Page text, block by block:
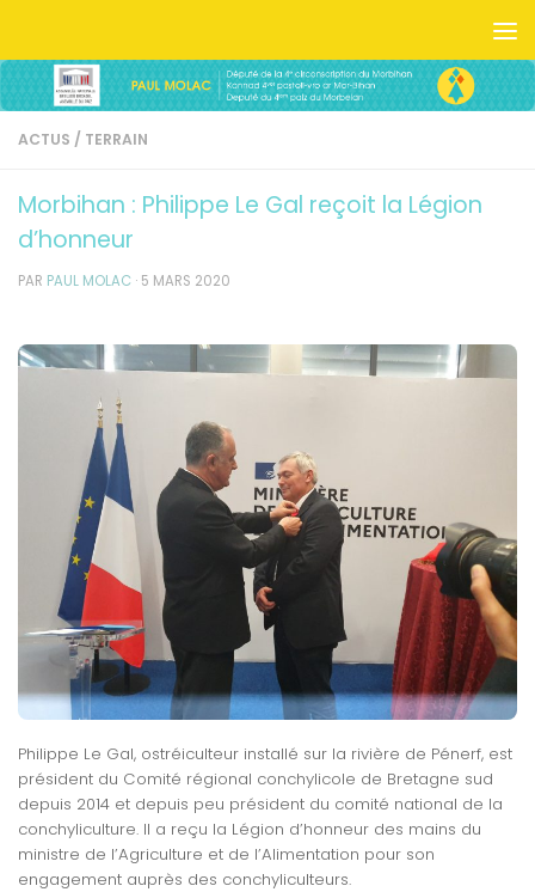
ACTUS / TERRAIN
Morbihan : Philippe Le Gal reçoit la Légion
d’honneur
PAR PAUL MOLAC · 5 MARS 2020
Philippe Le Gal, ostréiculteur installé sur la rivière de Pénerf, est
président du Comité régional conchylicole de Bretagne sud
depuis 2014 et depuis peu président du comité national de la
conchyliculture. Il a reçu la Légion d’honneur des mains du
ministre de l’Agriculture et de l’Alimentation pour son
engagement auprès des conchyliculteurs.